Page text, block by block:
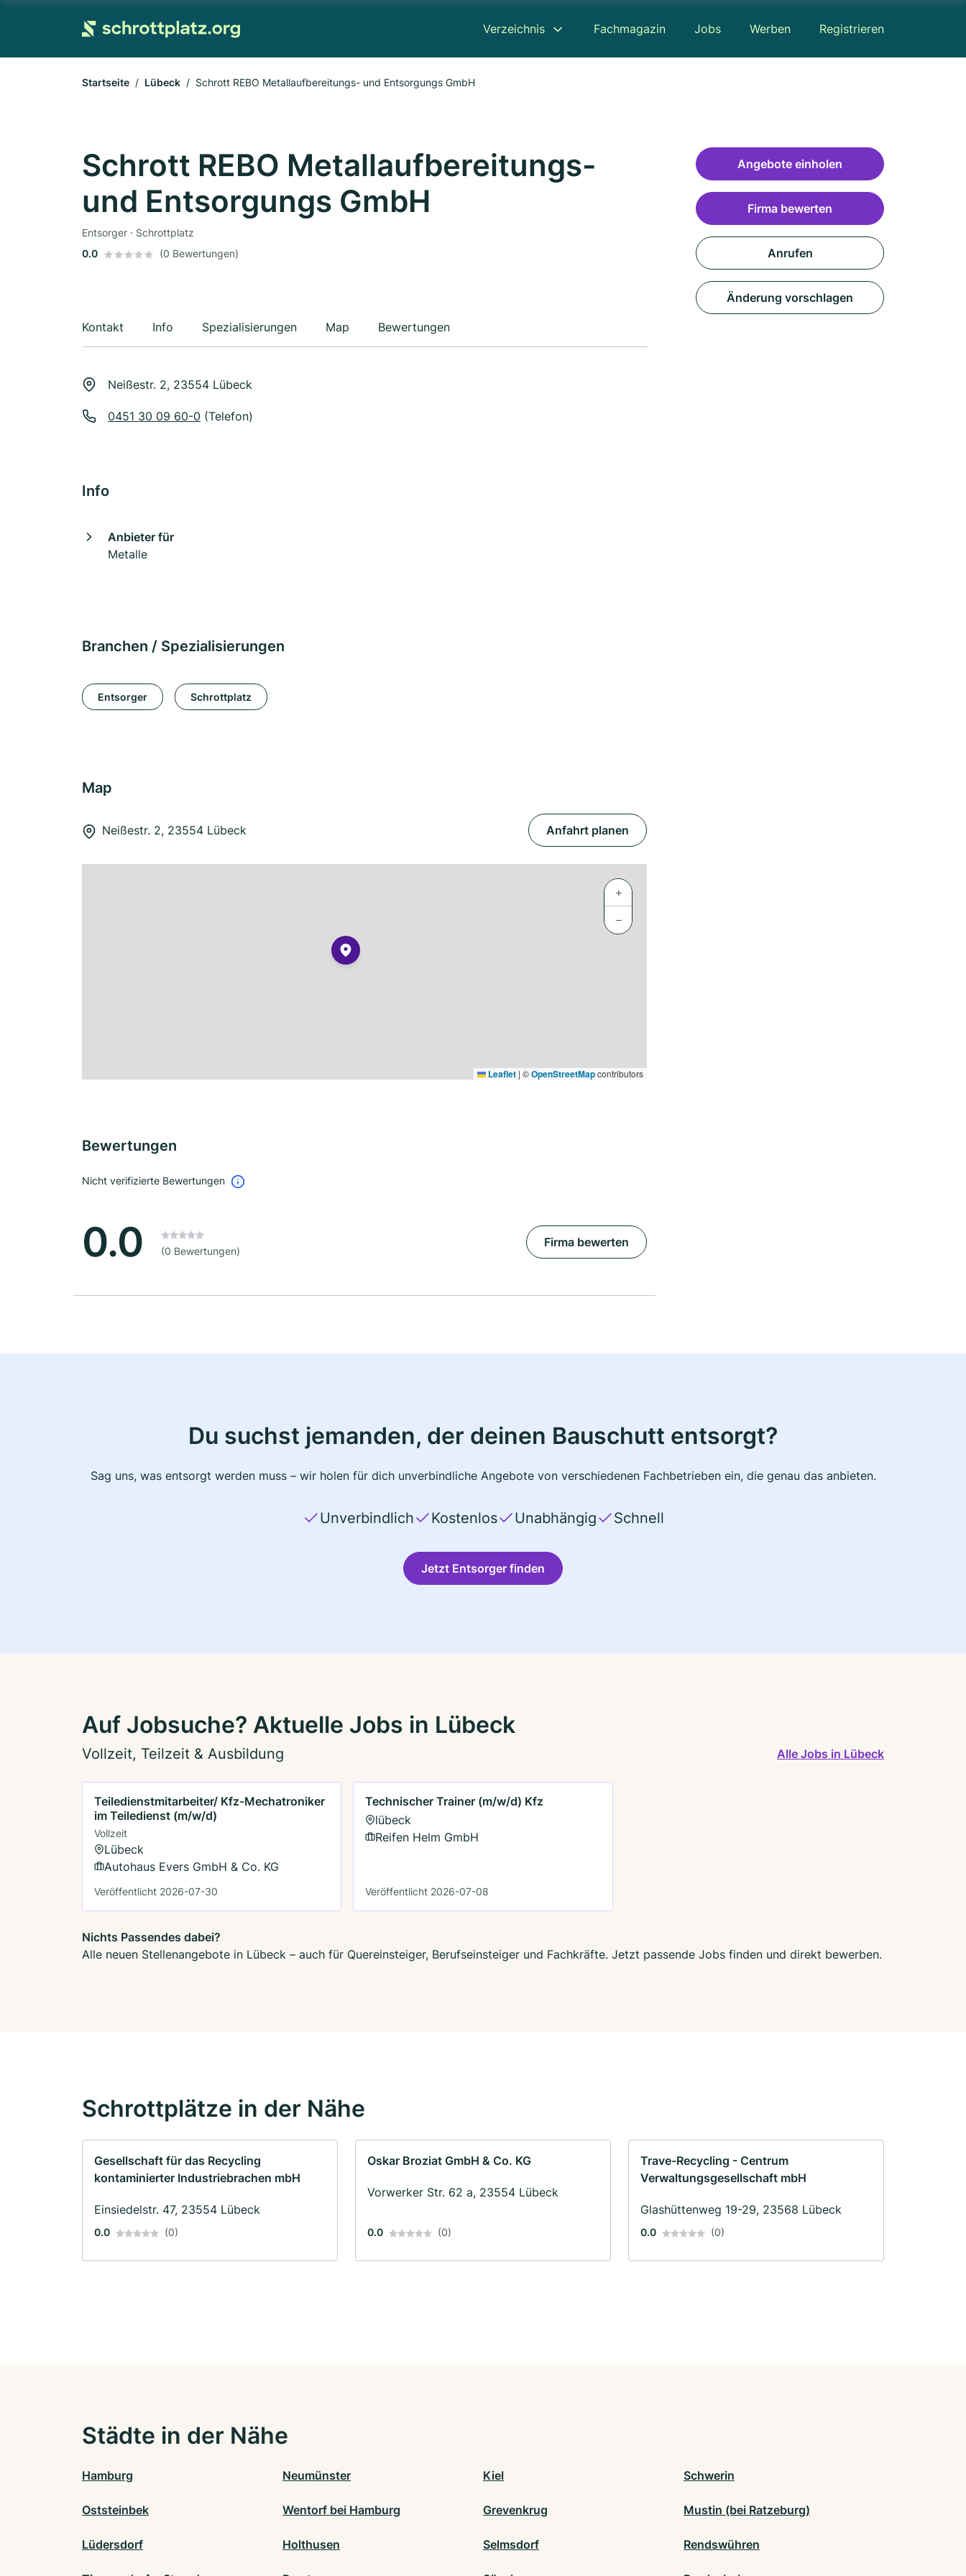
Verzeichnis Fachmagazin Jobs Werben Registrieren
Startseite Lübeck Schrott REBO Metallaufbereitungs- und Entsorgungs GmbH
Schrott REBO Metallaufbereitungs-
und Entsorgungs GmbH
Entsorger · Schrottplatz
0.0
(0 Bewertungen)
Kontakt Info Spezialisierungen Map Bewertungen
Neißestr. 2, 23554 Lübeck
0451 30 09 60-0 (Telefon)
Info
Anbieter für
Metalle
Branchen / Spezialisierungen
Entsorger Schrottplatz
Map
Neißestr. 2, 23554 Lübeck Anfahrt planen
+
−
Leaflet | ©OpenStreetMapcontributors
Bewertungen
Nicht verifizierte Bewertungen
0.0 (0 Bewertungen)
Firma bewerten
Angebote einholen
Firma bewerten
Anrufen
Änderung vorschlagen
Du suchst jemanden, der deinen Bauschutt entsorgt?
Sag uns, was entsorgt werden muss – wir holen für dich unverbindliche Angebote von verschiedenen Fachbetrieben ein, die genau das anbieten.
Unverbindlich Kostenlos Unabhängig Schnell
Jetzt Entsorger finden
Auf Jobsuche? Aktuelle Jobs in Lübeck
Vollzeit, Teilzeit & Ausbildung Alle Jobs in Lübeck
Teiledienstmitarbeiter/ Kfz-Mechatroniker
im Teiledienst (m/w/d)
Vollzeit
Lübeck
Autohaus Evers GmbH & Co. KG
Veröffentlicht 2026-07-30
Technischer Trainer (m/w/d) Kfz
lübeck
Reifen Helm GmbH
Veröffentlicht 2026-07-08
Nichts Passendes dabei?
Alle neuen Stellenangebote in Lübeck – auch für Quereinsteiger, Berufseinsteiger und Fachkräfte. Jetzt passende Jobs finden und direkt bewerben.
Schrottplätze in der Nähe
Gesellschaft für das Recycling
kontaminierter Industriebrachen mbH
Einsiedelstr. 47, 23554 Lübeck
0.0 (0)
Oskar Broziat GmbH & Co. KG
Vorwerker Str. 62 a, 23554 Lübeck
0.0 (0)
Trave-Recycling - Centrum
Verwaltungsgesellschaft mbH
Glashüttenweg 19-29, 23568 Lübeck
0.0 (0)
Städte in der Nähe
Hamburg Neumünster Kiel Schwerin
Oststeinbek Wentorf bei Hamburg Grevenkrug Mustin (bei Ratzeburg)
Lüdersdorf Holthusen Selmsdorf Rendswühren